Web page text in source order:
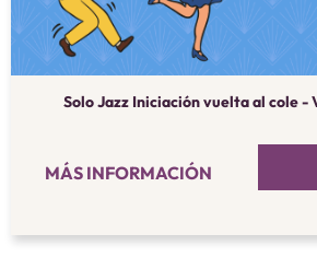
MÁS INFORMACIÓN